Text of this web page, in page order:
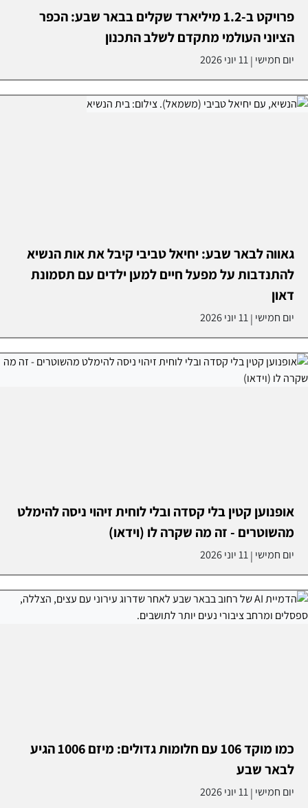
פרויקט ב-1.2 מיליארד שקלים בבאר שבע: הכפר
הציוני העולמי מתקדם לשלב התכנון
יום חמישי |11 יוני 2026
גאווה לבאר שבע: יחיאל טביבי קיבל את אות הנשיא
להתנדבות על מפעל חיים למען ילדים עם תסמונת
דאון
יום חמישי |11 יוני 2026
אופנוען קטין בלי קסדה ובלי לוחית זיהוי ניסה להימלט
מהשוטרים - זה מה שקרה לו (וידאו)
יום חמישי |11 יוני 2026
כמו מוקד 106 עם חלומות גדולים: מיזם 1006 הגיע
לבאר שבע
יום חמישי |11 יוני 2026